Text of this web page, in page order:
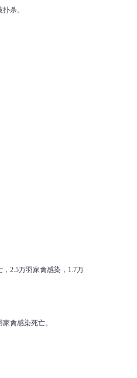
杀。
2.5万羽家禽感染，1.7万
禽感染死亡。